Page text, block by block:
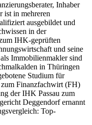
Inhaber
ist in mehreren
ausgebildet und
in der
IHK-geprüften
und seine
Immobilienmakler sind
in Thüringen
Studium für
Finanzfachwirt (FH)
der IHK Passau zum
Deggendorf ernannt
Top-